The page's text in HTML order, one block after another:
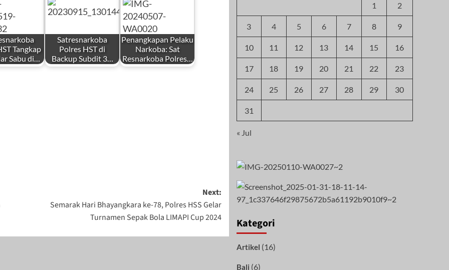
Tangkap
Sabu di…
Satresnarkoba
Polres HST di
Backup Subdit 3…
Penangkapan Pelaku
Narkoba: Sat
Resnarkoba Polres…
Next:
Semarak Hari Bhayangkara ke-78, Polres HSS Gelar
Turnamen Sepak Bola LIMAPI Cup 2024
1 2
3 4 5 6 7 8 9
10 11 12 13 14 15 16
17 18 19 20 21 22 23
24 25 26 27 28 29 30
31
« Jul
Kategori
Artikel (16)
Bali (6)